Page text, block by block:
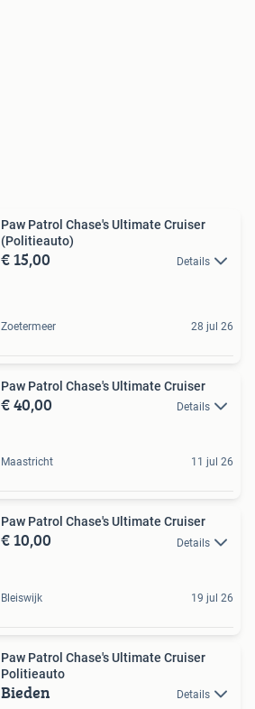
Paw Patrol Chase's Ultimate Cruiser
(Politieauto)
€ 15,00 Details
Zoetermeer 28 jul 26
Paw Patrol Chase's Ultimate Cruiser
€ 40,00 Details
Maastricht 11 jul 26
Paw Patrol Chase's Ultimate Cruiser
€ 10,00 Details
Bleiswijk 19 jul 26
Paw Patrol Chase's Ultimate Cruiser
Politieauto
Bieden Details